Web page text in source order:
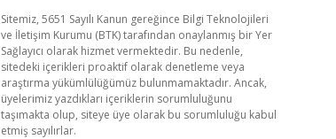
Sitemiz, 5651 Sayılı Kanun gereğince Bilgi Teknolojileri
ve İletişim Kurumu (BTK) tarafından onaylanmış bir Yer
Sağlayıcı olarak hizmet vermektedir. Bu nedenle,
sitedeki içerikleri proaktif olarak denetleme veya
araştırma yükümlülüğümüz bulunmamaktadır. Ancak,
üyelerimiz yazdıkları içeriklerin sorumluluğunu
taşımakta olup, siteye üye olarak bu sorumluluğu kabul
etmiş sayılırlar.